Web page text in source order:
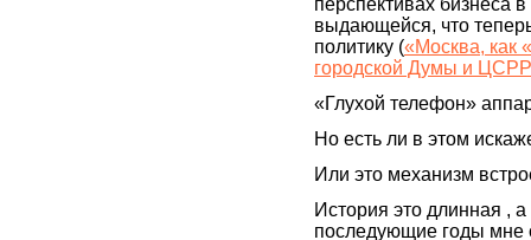
перспективах бизнеса
выдающейся, что
политику («Москва, как
городской Думы и
«Глухой телефон»
Но есть ли в этом
Или это механизм
История это длинная ,
последующие годы мне